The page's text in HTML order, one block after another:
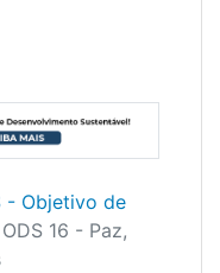
- Objetivo de
ODS 16 - Paz,